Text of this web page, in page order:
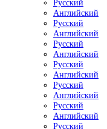
Русский
Английский
Русский
Английский
Русский
Английский
Русский
Английский
Русский
Английский
Русский
Английский
Русский